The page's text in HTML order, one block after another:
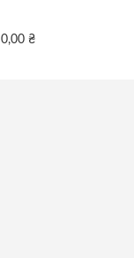
0,00 ₴